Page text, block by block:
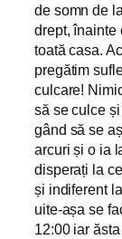
de somn de
drept, înainte
toată casa.
pregătim
culcare!
să se culce
gând să se
arcuri și o ia
disperați la
și indiferent
uite-așa se
12:00 iar